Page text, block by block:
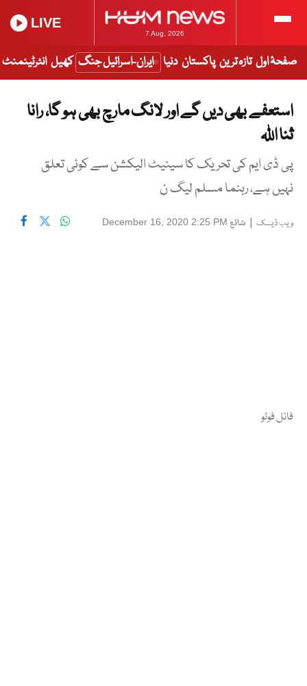
7 Aug, 2026
LIVE
صفحۂ اول تازہ ترین پاکستان دنیا ایران-اسرائیل جنگ کھیل انٹرٹینمنٹ
استعفے بھی دیں گے اور لانگ مارچ بھی ہو گا، رانا
ثنا اللہ
پی ڈی ایم کی تحریک کا سینیٹ الیکشن سے کوئی تعلق
نہیں ہے، رہنما مسلم لیگ ن
ویب ڈیسک | شائع December 16, 2020 2:25 PM
فائل فوٹو